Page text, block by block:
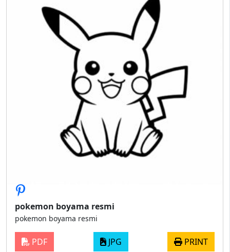
pokemon boyama resmi
pokemon boyama resmi
PDF JPG PRINT